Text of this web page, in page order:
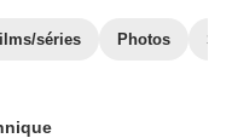
séries Photos